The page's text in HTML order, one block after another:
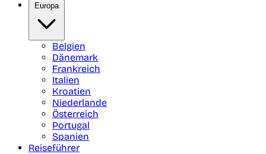
Europa
Belgien
Dänemark
Frankreich
Italien
Kroatien
Niederlande
Österreich
Portugal
Spanien
Reiseführer